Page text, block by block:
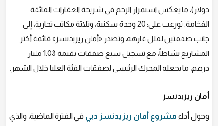
دولار)، ما يعكس استمرار الزخم في شريحة العقارات الفائقة
الفخامة. توزعت على: 20 وحدة سكنية، وثلاثة مكاتب تجارية، إلى
جانب صفقتين لفلل فارهة، وتصدر «أمان ريزيدنسز» قائمة أكثر
المشاريع نشاطاً، مع تسجيل سبع صفقات بقيمة 1.08 مليار
درهم، ما يجعله المحرك الرئيسي لصفقات الفئة العليا خلال الشهر.
أمان ريزيدنسز
وحول أداء مشروع أمان ريزيدنسز دبي في الفترة الماضية، والذي